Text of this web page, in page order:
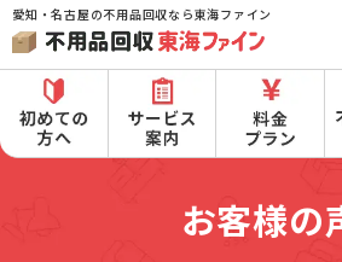
愛知・名古屋の不用品回収なら東海ファイン
お客様の